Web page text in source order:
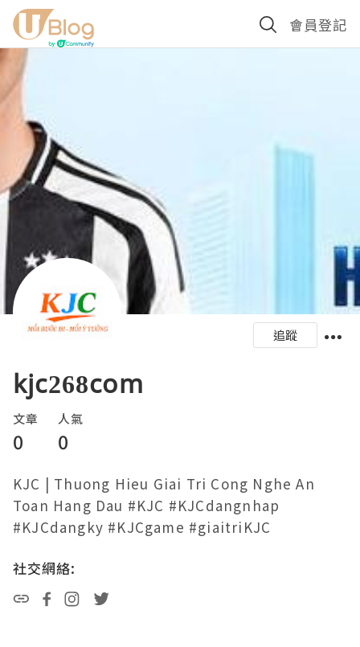
會員登記
追蹤
kjc268com
文章
0
人氣
0
KJC | Thuong Hieu Giai Tri Cong Nghe An
Toan Hang Dau #KJC #KJCdangnhap
#KJCdangky #KJCgame #giaitriKJC
社交網絡: